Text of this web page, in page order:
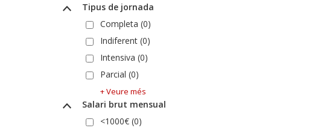
Tipus de jornada
Completa (0)
Indiferent (0)
Intensiva (0)
Parcial (0)
+ Veure més
Salari brut mensual
<1000€ (0)